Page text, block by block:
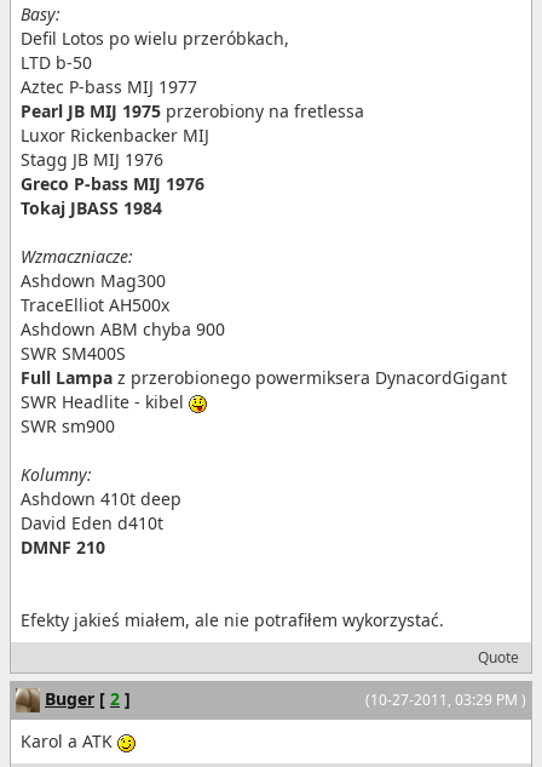
Basy:
Defil Lotos po wielu przeróbkach,
LTD b-50
Aztec P-bass MIJ 1977
Pearl JB MIJ 1975 przerobiony na fretlessa
Luxor Rickenbacker MIJ
Stagg JB MIJ 1976
Greco P-bass MIJ 1976
Tokaj JBASS 1984
Wzmaczniacze:
Ashdown Mag300
TraceElliot AH500x
Ashdown ABM chyba 900
SWR SM400S
Full Lampa z przerobionego powermiksera DynacordGigant
SWR Headlite - kibel
SWR sm900
Kolumny:
Ashdown 410t deep
David Eden d410t
DMNF 210
Efekty jakieś miałem, ale nie potrafiłem wykorzystać.
Quote
(10-27-2011, 03:29 PM )
Buger [ 2 ]
Karol a ATK